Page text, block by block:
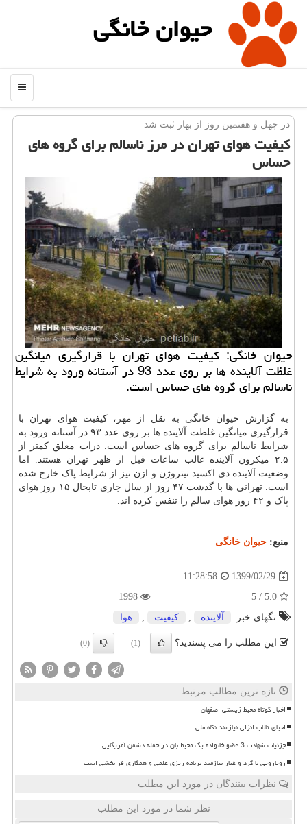
حیوان خانگی
منو
در چهل و هفتمین روز از بهار ثبت شد
كیفیت هوای تهران در مرز ناسالم برای گروه های
حساس
حیوان خانگی: كیفیت هوای تهران با قرارگیری میانگین
غلظت آلاینده ها بر روی عدد 93 در آستانه ورود به شرایط
ناسالم برای گروه های حساس است.
به گزارش حیوان خانگی به نقل از مهر، کیفیت هوای تهران با
قرارگیری میانگین غلظت آلاینده ها بر روی عدد ۹۳ در آستانه ورود به
شرایط ناسالم برای گروه های حساس است. ذرات معلق کمتر از
۲.۵ میکرون آلاینده غالب ساعات قبل از ظهر تهران هستند. اما
وضعیت آلاینده دی اکسید نیتروژن و ازن نیز از شرایط پاک خارج شده
است. تهرانی ها با گذشت ۴۷ روز از سال جاری تابحال ۱۵ روز هوای
پاک و ۴۲ روز هوای سالم را تنفس کرده اند.
منبع: حیوان خانگی
1399/02/29
11:28:58
تگهای خبر:
آلاینده , كیفیت , هوا
این مطلب را می پسندید؟ (1)
(0)
تازه ترین مطالب مرتبط
اخبار کوتاه محیط زیستی اصفهان
احیای تالاب انزلی نیازمند نگاه ملی
جزئیات شهادت 3 عضو خانواده یک محیط بان در حمله دشمن آمریکایی
رویارویی با گرد و غبار نیازمند برنامه ریزی علمی و همکاری فرابخشی است
نظرات بینندگان در مورد این مطلب
نظر شما در مورد این مطلب